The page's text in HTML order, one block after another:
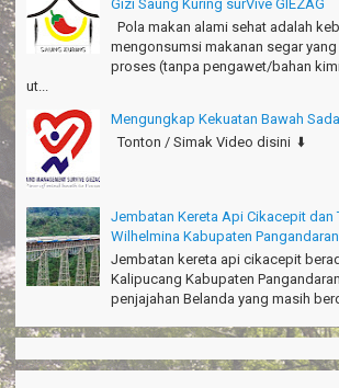
Gizi Saung Kuring surVive GIEZAG
Pola makan alami sehat adalah
mengonsumsi makanan segar
proses (tanpa pengawet/bahan
ut...
Mengungkap Kekuatan Bawah
Tonton / Simak Video disini ⬇️
Jembatan Kereta Api Cikacepit dan
Wilhelmina Kabupaten Pangandaran
Jembatan kereta api cikacepit
Kalipucang Kabupaten
penjajahan Belanda yang masih